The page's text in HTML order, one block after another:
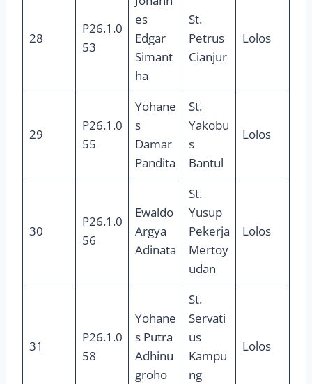
28
P26.1.0
53
es
Edgar
Simant
ha
St.
Petrus
Cianjur
Lolos
29
P26.1.0
55
Yohane
s
Damar
Pandita
St.
Yakobu
s
Bantul
Lolos
30
P26.1.0
56
Ewaldo
Argya
Adinata
St.
Yusup
Pekerja
Mertoy
udan
Lolos
31
P26.1.0
58
Yohane
s Putra
Adhinu
groho
St.
Servati
us
Kampu
ng
Lolos